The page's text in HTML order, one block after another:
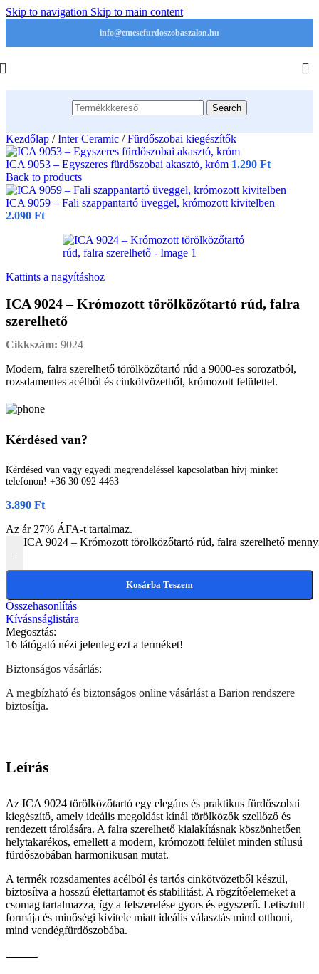
Skip to navigation Skip to main content
info@emesefurdoszobaszalon.hu
Search
Kezdőlap / Inter Ceramic / Fürdőszobai kiegészítők
ICA 9053 – Egyszeres fürdőszobai akasztó, króm 1.290 Ft
Back to products
ICA 9059 – Fali szappantartó üveggel, krómozott kivitelben
2.090 Ft
Kattints a nagyításhoz
ICA 9024 – Krómozott törölközőtartó rúd, falra
szerelhető
Cikkszám: 9024
Modern, falra szerelhető törölközőtartó rúd a 9000-es sorozatból,
rozsdamentes acélból és cinkötvözetből, krómozott felülettel.
Kérdésed van?
Kérdésed van vagy egyedi megrendeléssel kapcsolatban hívj minket
telefonon! +36 30 092 4463
3.890 Ft
Az ár 27% ÁFA-t tartalmaz.
-
ICA 9024 – Krómozott törölközőtartó rúd, falra szerelhető
Kosárba Teszem
Összehasonlítás
Kívásnságlistára
Megosztás:
16 látógató nézi jelenleg ezt a terméket!
Biztonságos vásárlás:
A megbízható és biztonságos online vásárlást a Barion rendszere
biztosítja.
Leírás
Az ICA 9024 törölközőtartó egy elegáns és praktikus fürdőszobai
kiegészítő, amely ideális megoldást kínál törölközők szellőző és
rendezett tárolására. A falra szerelhető kialakításnak köszönhetően
helytakarékos, emellett a modern, krómozott felület minden stílusú
fürdőszobában harmonikusan mutat.
A termék rozsdamentes acélból és tartós cinkötvözetből készül,
biztosítva a hosszú élettartamot és stabilitást. A rögzítőelemeket a
csomag tartalmazza, így a felszerelése gyors és egyszerű. Letisztult
formája és minőségi kivitele miatt ideális választás mind otthoni,
mind vendégfürdőszobába.
⸻